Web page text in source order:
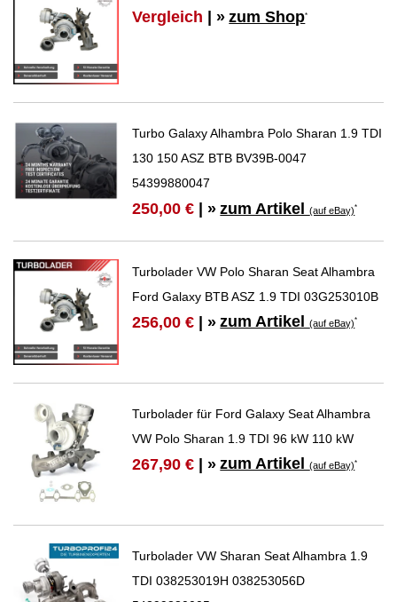
Vergleich | » zum Shop*
Turbo Galaxy Alhambra Polo Sharan 1.9 TDI
130 150 ASZ BTB BV39B-0047
54399880047
250,00 € | » zum Artikel(auf eBay)*
Turbolader VW Polo Sharan Seat Alhambra
Ford Galaxy BTB ASZ 1.9 TDI 03G253010B
256,00 € | » zum Artikel(auf eBay)*
Turbolader für Ford Galaxy Seat Alhambra
VW Polo Sharan 1.9 TDI 96 kW 110 kW
267,90 € | » zum Artikel(auf eBay)*
Turbolader VW Sharan Seat Alhambra 1.9
TDI 038253019H 038253056D